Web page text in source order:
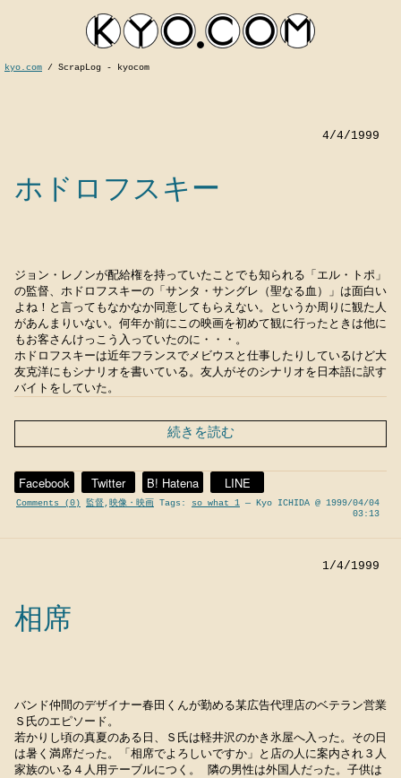
kyocom
kyo.com / ScrapLog - kyocom
4/4/1999
ホドロフスキー
ジョン・レノンが配給権を持っていたことでも知られる「エル・トポ」
の監督、ホドロフスキーの「サンタ・サングレ（聖なる血）」は面白い
よね！と言ってもなかなか同意してもらえない。というか周りに観た人
があんまりいない。何年か前にこの映画を初めて観に行ったときは他に
もお客さんけっこう入っていたのに・・・。
ホドロフスキーは近年フランスでメビウスと仕事したりしているけど大
友克洋にもシナリオを書いている。友人がそのシナリオを日本語に訳す
バイトをしていた。
続きを読む
Facebook Twitter B! Hatena LINE
Comments (0) 監督,映像・映画 Tags: so what 1 — Kyo ICHIDA @ 1999/04/04
03:13
1/4/1999
相席
バンド仲間のデザイナー春田くんが勤める某広告代理店のベテラン営業
Ｓ氏のエピソード。
若かりし頃の真夏のある日、Ｓ氏は軽井沢のかき氷屋へ入った。その日
は暑く満席だった。「相席でよろしいですか」と店の人に案内され３人
家族のいる４人用テーブルにつく。 隣の男性は外国人だった。子供は